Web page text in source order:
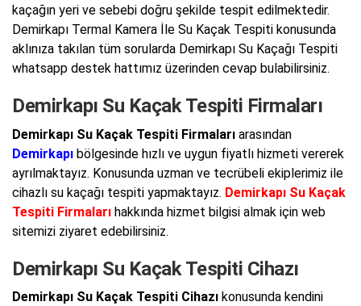
kaçağın yeri ve sebebi doğru şekilde tespit edilmektedir.
Demirkapı Termal Kamera İle Su Kaçak Tespiti konusunda
aklınıza takılan tüm sorularda Demirkapı Su Kaçağı Tespiti
whatsapp destek hattımız üzerinden cevap bulabilirsiniz.
Demirkapı Su Kaçak Tespiti Firmaları
Demirkapı Su Kaçak Tespiti Firmaları arasından
Demirkapı bölgesinde hızlı ve uygun fiyatlı hizmeti vererek
ayrılmaktayız. Konusunda uzman ve tecrübeli ekiplerimiz ile
cihazlı su kaçağı tespiti yapmaktayız. Demirkapı Su Kaçak
Tespiti Firmaları hakkında hizmet bilgisi almak için web
sitemizi ziyaret edebilirsiniz.
Demirkapı Su Kaçak Tespiti Cihazı
Demirkapı Su Kaçak Tespiti Cihazı konusunda kendini